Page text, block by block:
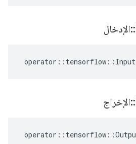
::الإدخال
operator :: tensorflow :: Input
::الإخراج
operator :: tensorflow ::